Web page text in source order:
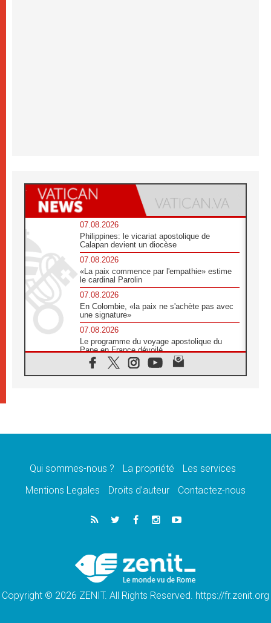
07.08.2026
Philippines: le vicariat apostolique de
Calapan devient un diocèse
07.08.2026
«La paix commence par l'empathie» estime
le cardinal Parolin
07.08.2026
En Colombie, «la paix ne s'achète pas avec
une signature»
07.08.2026
Le programme du voyage apostolique du
Pape en France dévoilé
07.08.2026
1ère Conférence continentale sur l'éducation
07.08.2026
07.08.2026
lancement des «dix jours de prière pour la
06.08.2026
Préparatifs des JMJ 2027 à Séoul: «c'est
Chrétiens et confucéens: respect et sagesse
pour relever les «défis urgents»
Qui sommes-nous ? La propriété
Les services
Mentions Legales
Droits d’auteur Contactez-nous
Copyright © 2026 ZENIT. All Rights Reserved. https://fr.zenit.org